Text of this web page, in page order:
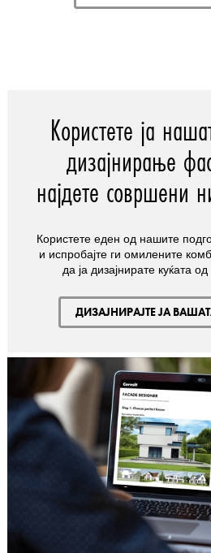
Користете ја
дизајнирање
најдете совршени
Користете еден од нашите
и испробајте ги омилените
да ја дизајнирате куќата
ДИЗАЈНИРАЈТЕ ЈА